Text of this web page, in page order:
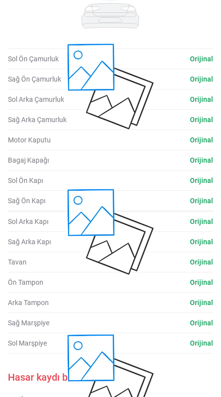
Sol Ön Çamurluk Orijinal
Sağ Ön Çamurluk Orijinal
Sol Arka Çamurluk Orijinal
Sağ Arka Çamurluk Orijinal
Motor Kaputu Orijinal
Bagaj Kapağı Orijinal
Sol Ön Kapı Orijinal
Sağ Ön Kapı Orijinal
Sol Arka Kapı Orijinal
Sağ Arka Kapı Orijinal
Tavan Orijinal
Ön Tampon Orijinal
Arka Tampon Orijinal
Sağ Marşpiye Orijinal
Sol Marşpiye Orijinal
Hasar kaydı bulunmamaktadır.